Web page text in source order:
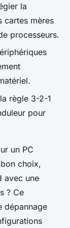
la
cartes mères
processeurs.
règle 3-2-1
pour
un PC
choix,
avec une
? Ce
dépannage